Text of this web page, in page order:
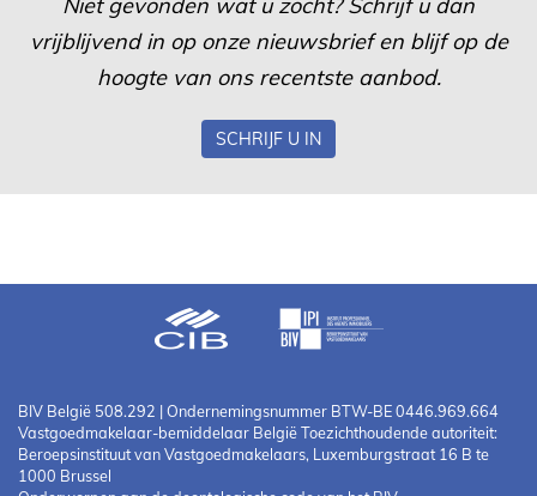
Niet gevonden wat u zocht? Schrijf u dan
vrijblijvend in op onze nieuwsbrief en blijf op de
hoogte van ons recentste aanbod.